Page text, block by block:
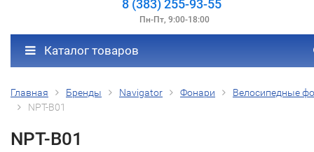
8 (383) 255-93-55
Пн-Пт, 9:00-18:00
Каталог товаров
Главная Бренды Navigator Фонари
Велосипедные
NPT-B01
NPT-B01